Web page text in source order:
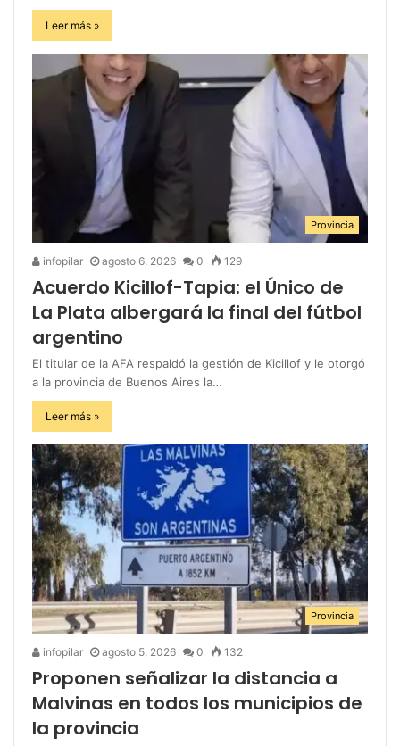
Leer más »
Provincia
infopilar agosto 6, 2026 0 129
Acuerdo Kicillof-Tapia: el Único de
La Plata albergará la final del fútbol
argentino
El titular de la AFA respaldó la gestión de Kicillof y le otorgó
a la provincia de Buenos Aires la…
Leer más »
Provincia
infopilar agosto 5, 2026 0 132
Proponen señalizar la distancia a
Malvinas en todos los municipios de
la provincia